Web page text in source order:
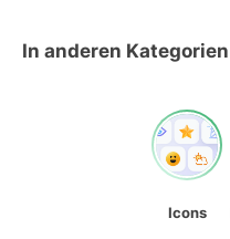
In anderen
Icons